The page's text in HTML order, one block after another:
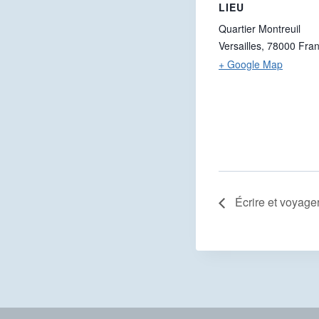
LIEU
Quartier Montreuil
Versailles, 78000
+ Google Map
Écrire et